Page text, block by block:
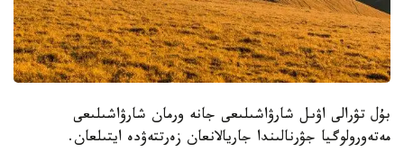
بۇل تۋرالى اۋىل شارۋاشىلىعى جانە ورمان شارۋاشىلىعى
مەتەورولوگيا جۋرنالىندا جاريالانعان زەرتتەۋدە ايتىلعان.